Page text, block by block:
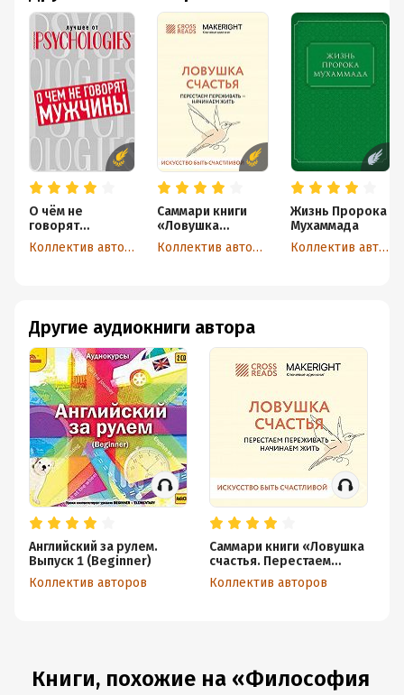
О чём не
говорят
мужчины, или
Что мужчины
Коллектив авторов
Саммари книги
«Ловушка
счастья.
Перестаем
Коллектив авторов
Жизнь Пророка
Мухаммада
Коллектив авторов
Другие аудиокниги автора
Английский за рулем.
Выпуск 1 (Beginner)
Коллектив авторов
Саммари книги «Ловушка
счастья. Перестаем
переживать – начинаем
жить»
Коллектив авторов
Книги, похожие на «Философия